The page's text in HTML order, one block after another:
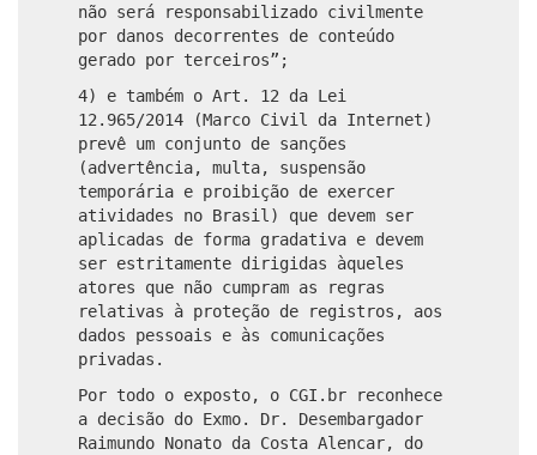
não será responsabilizado civilmente
por danos decorrentes de conteúdo
gerado por terceiros”;
4) e também o Art. 12 da Lei
12.965/2014 (Marco Civil da Internet)
prevê um conjunto de sanções
(advertência, multa, suspensão
temporária e proibição de exercer
atividades no Brasil) que devem ser
aplicadas de forma gradativa e devem
ser estritamente dirigidas àqueles
atores que não cumpram as regras
relativas à proteção de registros, aos
dados pessoais e às comunicações
privadas.
Por todo o exposto, o CGI.br reconhece
a decisão do Exmo. Dr. Desembargador
Raimundo Nonato da Costa Alencar, do